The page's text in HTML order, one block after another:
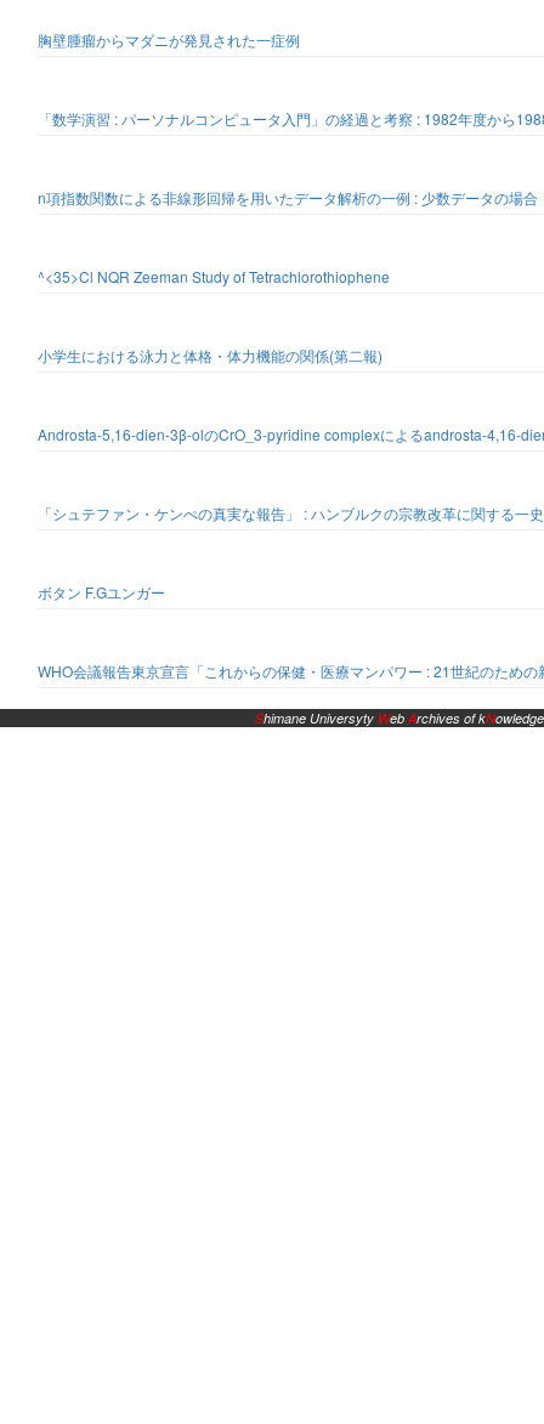
胸壁腫瘤からマダニが発見された一症例
「数学演習 : パーソナルコンピュータ入門」の経過と考察 : 1982年度から
n項指数関数による非線形回帰を用いたデータ解析の一例 : 少数データの場合
^<35>Cl NQR Zeeman Study of Tetrachlorothiophene
小学生における泳力と体格・体力機能の関係(第二報)
Androsta-5,16-dien-3β-olのCrO_3-pyridine complexによるandrosta-4,16-
「シュテファン・ケンぺの真実な報告」 : ハンブルクの宗教改革に関する一
ボタン F.Gユンガー
WHO会議報告東京宣言「これからの保健・医療マンパワー : 21世紀のための
Shimane Universyty WebArchives of kNowledge